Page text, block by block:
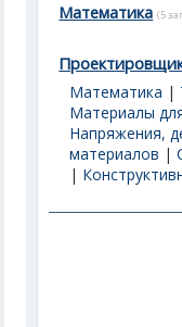
Математика (5
Математика |
Материалы
Напряжения,
материалов |
|